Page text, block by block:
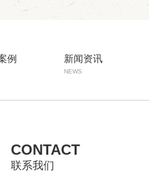
例 新闻资讯
NEWS
CONTACT
联系我们